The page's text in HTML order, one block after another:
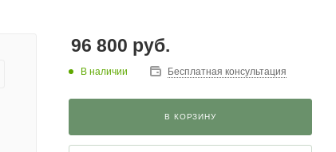
96 800 руб.
В наличии Бесплатная консультация
В КОРЗИНУ